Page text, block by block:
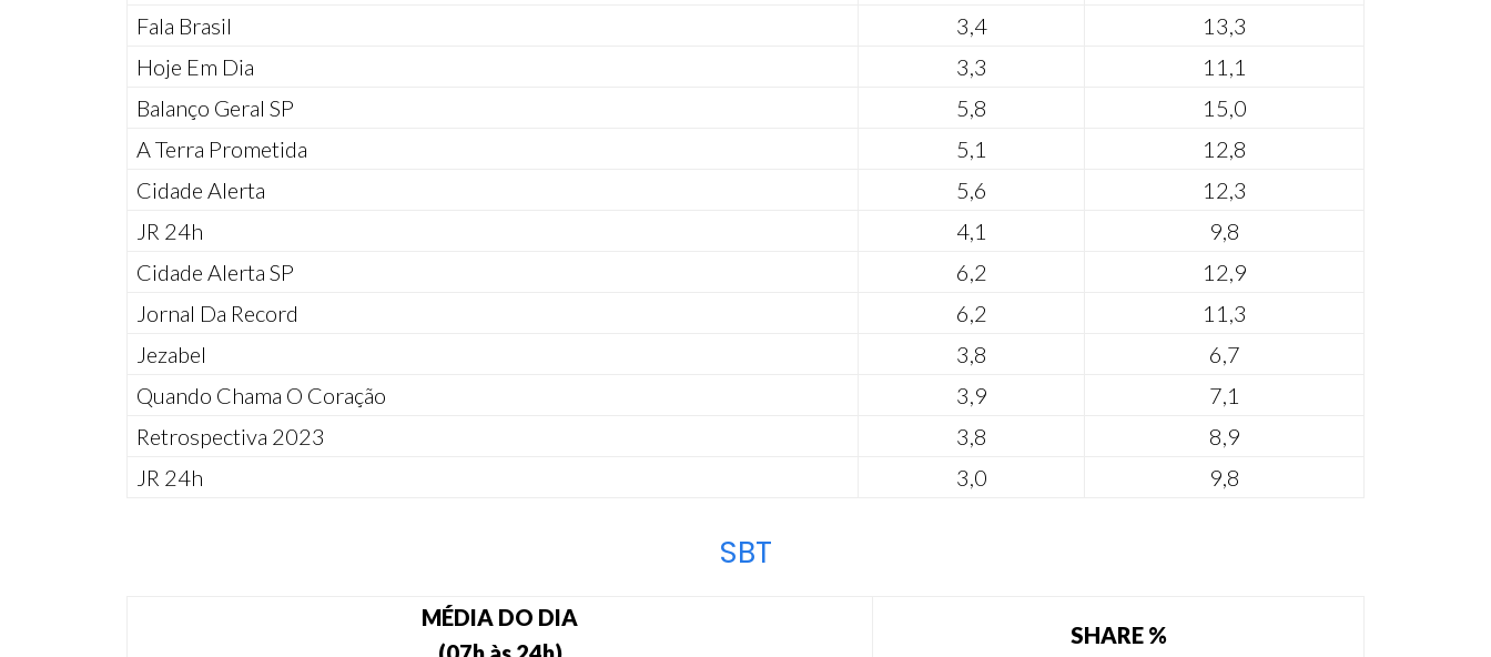
Fala Brasil
3,4
13,3
Hoje Em Dia
3,3
11,1
Balanço Geral SP
5,8
15,0
A Terra Prometida
5,1
12,8
Cidade Alerta
5,6
12,3
JR 24h
4,1
9,8
Cidade Alerta SP
6,2
12,9
Jornal Da Record
6,2
11,3
Jezabel
3,8
6,7
Quando Chama O Coração
3,9
7,1
Retrospectiva 2023
3,8
8,9
JR 24h
3,0 9,8
SBT
MÉDIA DO DIA
SHARE %